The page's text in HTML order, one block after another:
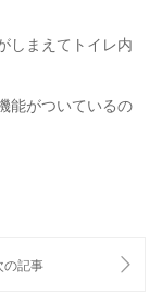
しまえてトイレ内
能がついているの